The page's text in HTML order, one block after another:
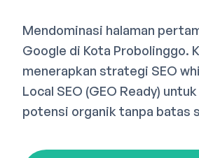
Mendominasi halaman
Google di Kota Probolinggo.
menerapkan strategi SEO
Local SEO (GEO Ready)
potensi organik tanpa batas